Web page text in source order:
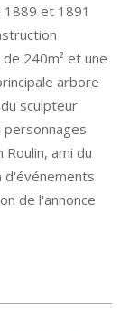
et 1891
240m² et une
arbore
sculpteur
personnages
ami du
d'événements
de l'annonce